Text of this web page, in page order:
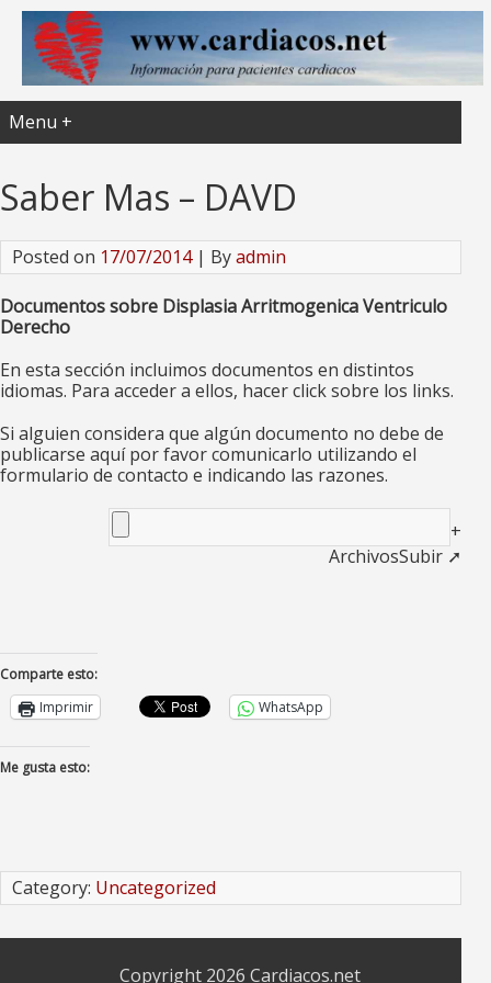
Menu +
Saber Mas – DAVD
Posted on 17/07/2014| Byadmin
Documentos sobre Displasia Arritmogenica Ventriculo
Derecho
En esta sección incluimos documentos en distintos
idiomas. Para acceder a ellos, hacer click sobre los links.
Si alguien considera que algún documento no debe de
publicarse aquí por favor comunicarlo utilizando el
formulario de contacto e indicando las razones.
+
ArchivosSubir ➚
Comparte esto:
Imprimir
WhatsApp
Me gusta esto:
Category: Uncategorized
Copyright 2026 Cardiacos.net